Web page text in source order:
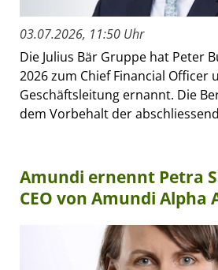
03.07.2026, 11:50 Uhr
Die Julius Bär Gruppe hat Peter
2026 zum Chief Financial Officer
Geschäftsleitung ernannt. Die
dem Vorbehalt der
Amundi ernennt Petra
CEO von Amundi Alpha